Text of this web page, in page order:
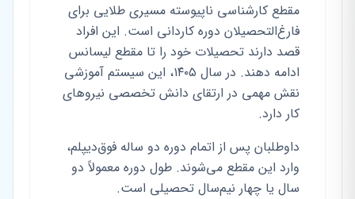
مقطع کارشناسی ناپیوسته مسیری طلایی برای
فارغ‌التحصیلان دوره کاردانی است. این افراد
قصد دارند تحصیلات خود را تا مقطع لیسانس
ادامه دهند. در سال ۱۴۰۵، این سیستم آموزشی
نقش مهمی در ارتقای دانش تخصصی نیروهای
کار دارد.
داوطلبان پس از اتمام دوره دو ساله فوق‌دیپلم،
وارد این مقطع می‌شوند. طول دوره معمولاً دو
سال یا چهار نیم‌سال تحصیلی است.